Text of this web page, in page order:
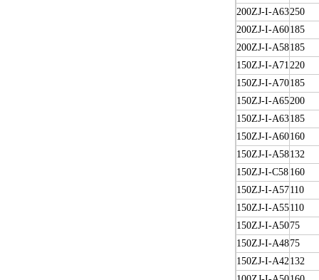
200ZJ-I-A63250
200ZJ-I-A60185
200ZJ-I-A58185
150ZJ-I-A71220
150ZJ-I-A70185
150ZJ-I-A65200
150ZJ-I-A63185
150ZJ-I-A60160
150ZJ-I-A58132
150ZJ-I-C58 160
150ZJ-I-A57110
150ZJ-I-A55110
150ZJ-I-A5075
150ZJ-I-A4875
150ZJ-I-A42132